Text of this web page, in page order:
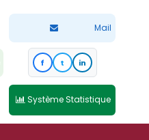
Mail
f t in
Système Statistique